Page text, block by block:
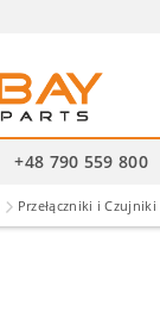
+48 790 559 800
Przełączniki i Czujniki